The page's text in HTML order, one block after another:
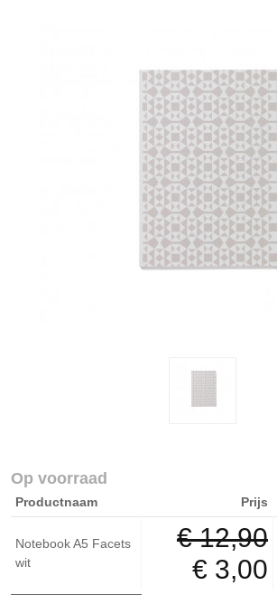
Op voorraad
Productnaam Prijs
Notebook A5 Facets
wit
€ 12,90
€ 3,00